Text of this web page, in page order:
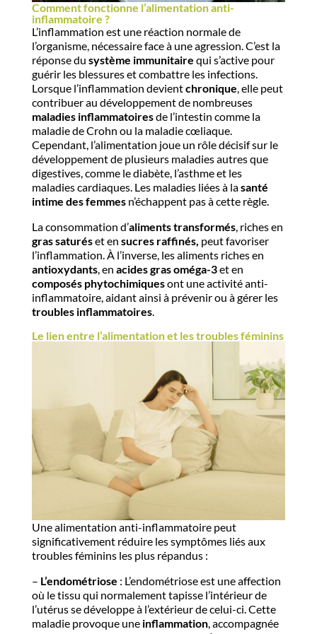
Comment fonctionne l’alimentation anti-
inflammatoire ?
L’inflammation est une réaction normale de
l’organisme, nécessaire face à une agression. C’est la
réponse du système immunitaire qui s’active pour
guérir les blessures et combattre les infections.
Lorsque l’inflammation devientchronique, elle peut
contribuer au développement de nombreuses
maladies inflammatoiresde l’intestin comme la
maladie de Crohn ou la maladie cœliaque.
Cependant, l’alimentation joue un rôle décisif sur le
développement de plusieurs maladies autres que
digestives, comme le diabète, l’asthme et les
maladies cardiaques. Les maladies liées à lasanté
intime des femmesn’échappent pas à cette règle.
La consommation d’aliments transformés, riches en
gras saturéset en sucres raffinés, peut favoriser
l’inflammation. À l’inverse, les aliments riches en
antioxydants, en acides gras oméga-3et en
composés phytochimiquesont une activité anti-
inflammatoire, aidant ainsi à prévenir ou à gérer les
troubles inflammatoires.
Le lien entre l’alimentation et les troubles féminins
Une alimentation anti-inflammatoire peut
significativement réduire les symptômes liés aux
troubles féminins les plus répandus :
– L’endométriose : L’endométriose est une affection
où le tissu qui normalement tapisse l’intérieur de
l’utérus se développe à l’extérieur de celui-ci. Cette
maladie provoque une inflammation, accompagnée